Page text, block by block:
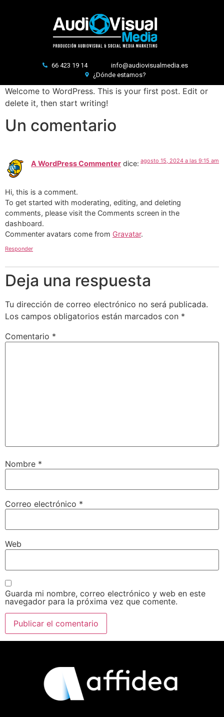
66 423 19 14
info@audiovisualmedia.es
¿Dónde estamos?
Welcome to WordPress. This is your first post. Edit or
delete it, then start writing!
Un comentario
A WordPress Commenter dice: agosto 15, 2024 a las 9:15 am
Hi, this is a comment.
To get started with moderating, editing, and deleting
comments, please visit the Comments screen in the
dashboard.
Commenter avatars come from Gravatar.
Responder
Deja una respuesta
Tu dirección de correo electrónico no será publicada.
Los campos obligatorios están marcados con *
Comentario *
Nombre *
Correo electrónico *
Web
Guarda mi nombre, correo electrónico y web en este
navegador para la próxima vez que comente.